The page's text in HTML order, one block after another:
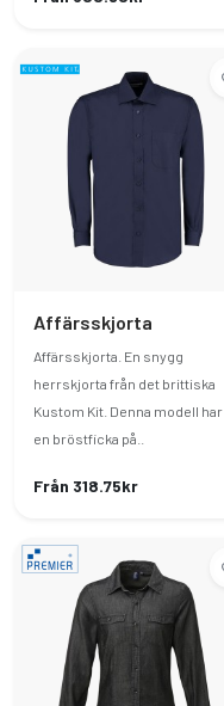
Affärsskjorta
Affärsskjorta. En snygg
herrskjorta från det brittiska
Kustom Kit. Denna modell har
en bröstficka på..
Från 318.75kr